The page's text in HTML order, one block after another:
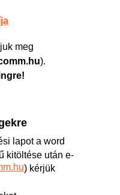
meg
).
lapot a word
kitöltése után e-
) kérjük